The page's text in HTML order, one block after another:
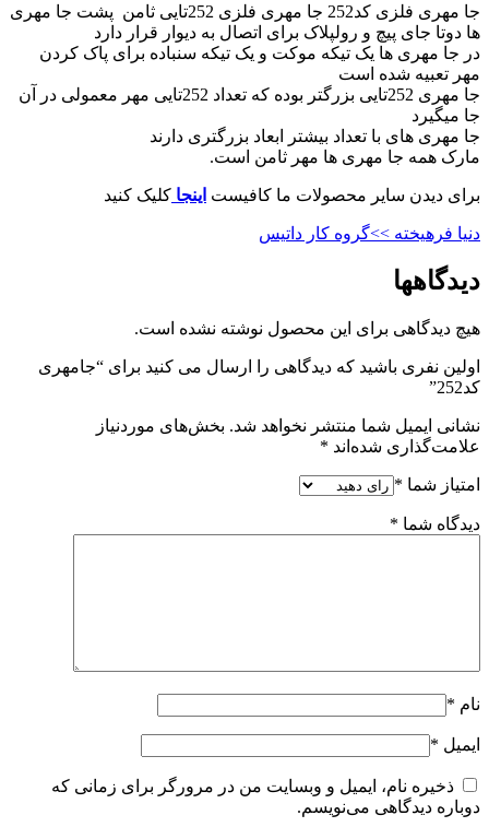
جا مهری فلزی کد252 جا مهری فلزی 252تایی ثامن پشت جا مهری
ها دوتا جای پیچ و رولپلاک برای اتصال به دیوار قرار دارد
در جا مهری ها یک تیکه موکت و یک تیکه سنباده برای پاک کردن
مهر تعبیه شده است
جا مهری 252تایی بزرگتر بوده که تعداد 252تایی مهر معمولی در آن
جا میگیرد
جا مهری های با تعداد بیشتر ابعاد بزرگتری دارند
مارک همه جا مهری ها مهر ثامن است.
برای دیدن سایر محصولات ما کافیست اینجا کلیک کنید
دنیا فرهیخته >>گروه کار داتیس
دیدگاهها
هیچ دیدگاهی برای این محصول نوشته نشده است.
اولین نفری باشید که دیدگاهی را ارسال می کنید برای “جامهری
کد252”
نشانی ایمیل شما منتشر نخواهد شد. بخش‌های موردنیاز
علامت‌گذاری شده‌اند *
امتیاز شما *
دیدگاه شما *
نام *
ایمیل *
ذخیره نام، ایمیل و وبسایت من در مرورگر برای زمانی که
دوباره دیدگاهی می‌نویسم.